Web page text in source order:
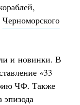
Черноморского
и новинки. В
«33
ЧФ. Также
эпизода